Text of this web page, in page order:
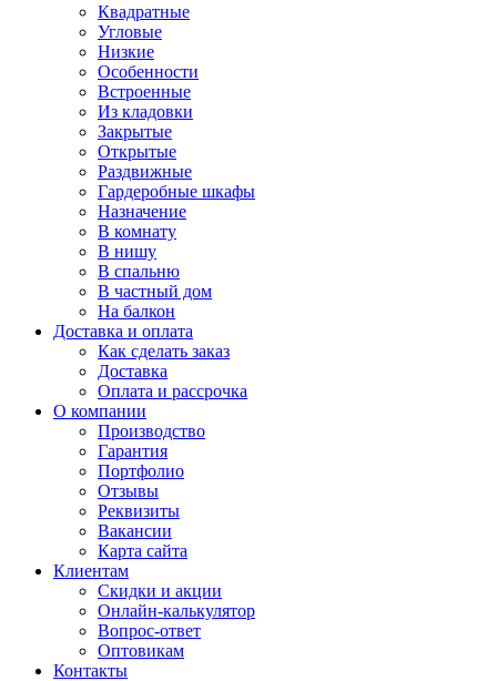
Квадратные
Угловые
Низкие
Особенности
Встроенные
Из кладовки
Закрытые
Открытые
Раздвижные
Гардеробные шкафы
Назначение
В комнату
В нишу
В спальню
В частный дом
На балкон
Доставка и оплата
Как сделать заказ
Доставка
Оплата и рассрочка
О компании
Производство
Гарантия
Портфолио
Отзывы
Реквизиты
Вакансии
Карта сайта
Клиентам
Скидки и акции
Онлайн-калькулятор
Вопрос-ответ
Оптовикам
Контакты